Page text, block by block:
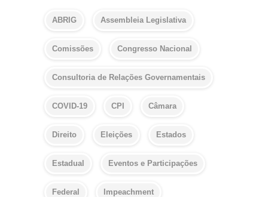
ABRIG Assembleia Legislativa
Comissões Congresso Nacional
Consultoria de Relações Governamentais
COVID-19 CPI Câmara
Direito Eleições Estados
Estadual Eventos e Participações
Federal Impeachment